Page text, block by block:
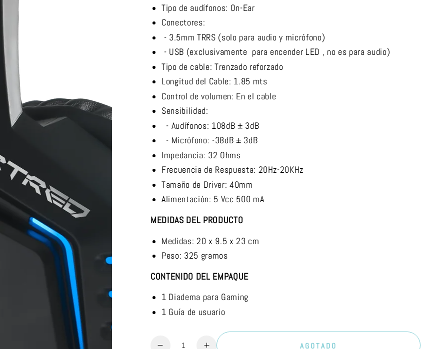
Tipo de audífonos: On-Ear
Conectores:
- 3.5mm TRRS (solo para audio y micrófono)
- USB (exclusivamente para encender LED , no es para audio)
Tipo de cable: Trenzado reforzado
Longitud del Cable: 1.85 mts
Control de volumen: En el cable
Sensibilidad:
- Audífonos: 108dB ± 3dB
- Micrófono: -38dB ± 3dB
Impedancia: 32 Ohms
Frecuencia de Respuesta: 20Hz-20KHz
Tamaño de Driver: 40mm
Alimentación: 5 Vcc 500 mA
MEDIDAS DEL PRODUCTO
Medidas: 20 x 9.5 x 23 cm
Peso: 325 gramos
CONTENIDO DEL EMPAQUE
1 Diadema para Gaming
1 Guía de usuario
Cantidad AGOTADO